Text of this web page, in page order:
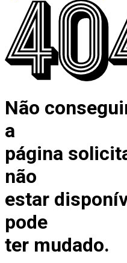
Não
a
página
não
estar
pode
ter mudado.